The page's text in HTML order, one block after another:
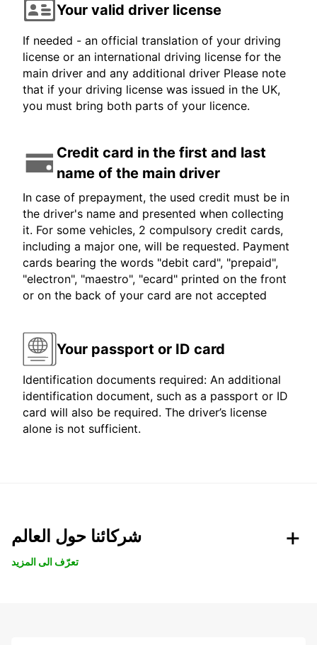
Your valid driver license
If needed - an official translation of your driving
license or an international driving license for the
main driver and any additional driver Please note
that if your driving license was issued in the UK,
you must bring both parts of your licence.
Credit card in the first and last
name of the main driver
In case of prepayment, the used credit must be in
the driver's name and presented when collecting
it. For some vehicles, 2 compulsory credit cards,
including a major one, will be requested. Payment
cards bearing the words "debit card", "prepaid",
"electron", "maestro", "ecard" printed on the front
or on the back of your card are not accepted
Your passport or ID card
Identification documents required: An additional
identification document, such as a passport or ID
card will also be required. The driver’s license
alone is not sufficient.
شركائنا حول العالم
تعرّف الى المزيد